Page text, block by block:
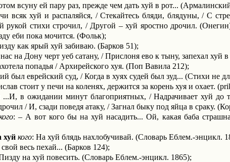
всуну ей пару раз, прежде чем дать хуй в рот...
всяк хуй и распаляйся, / Стекайтесь бляди, блядуны, / С
рукой стихи строчил, / Другой – хуй яростно дрочил.
еби пока мочится. (Фольк);
как ярый хуй забиваю. (Барков 51);
на Дону черт уеб сатану, / Прислоня ево к тыну, запехал хуй
попадья / Архирейского хуя. (Поп Вавила 212);
был еврейский суд, / Когда в хуях судей был зуд... (Стихи не
стоит у печи на коленях, держится за корень хуя и охает. (
...И, в ожидании минут благоп­риятных, / Надрачи­вает хуй
/ И, сзади поведя атаку, / Загнал быку под яйца в сраку.
: – А вот кого бы на хуй насадить... Ой, какая баба
хуй кого: На хуй блядь нахлобучивай. (Словарь Еблем.-энцикл.
весь пехай... (Барков 124);
на хуй повесить. (Словарь Еблем.-энцикл. 1865);